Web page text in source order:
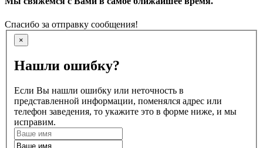
Спасибо за отправку сообщения!
×
Нашли ошибку?
Если Вы нашли ошибку или неточность в
представленной информации, поменялся адрес или
телефон заведения, то укажите это в форме ниже, и мы
исправим.